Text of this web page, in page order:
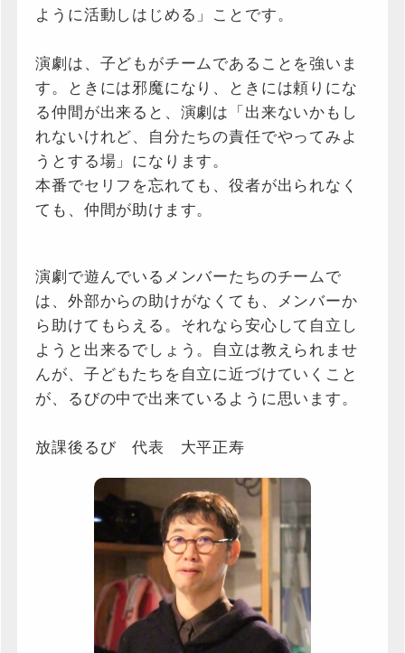
ように活動しはじめる」ことです。
演劇は、子どもがチームであることを強いま
す。ときには邪魔になり、ときには頼りにな
る仲間が出来ると、演劇は「出来ないかもし
れないけれど、自分たちの責任でやってみよ
うとする場」になります。
本番でセリフを忘れても、役者が出られなく
ても、仲間が助けます。
演劇で遊んでいるメンバーたちのチームで
は、外部からの助けがなくても、メンバーか
ら助けてもらえる。それなら安心して自立し
ようと出来るでしょう。自立は教えられませ
んが、子どもたちを自立に近づけていくこと
が、るびの中で出来ているように思います。
放課後るび 代表 大平正寿